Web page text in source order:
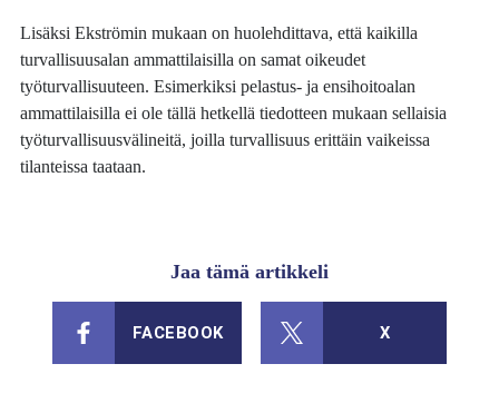
Lisäksi Ekströmin mukaan on huolehdittava, että kaikilla
turvallisuusalan ammattilaisilla on samat oikeudet
työturvallisuuteen. Esimerkiksi pelastus- ja ensihoitoalan
ammattilaisilla ei ole tällä hetkellä tiedotteen mukaan sellaisia
työturvallisuusvälineitä, joilla turvallisuus erittäin vaikeissa
tilanteissa taataan.
Jaa tämä artikkeli
FACEBOOK X